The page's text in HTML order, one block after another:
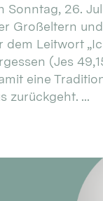
Sonntag, 26.
Großeltern
dem Leitwort
(Jes
eine
zurückgeht. ...